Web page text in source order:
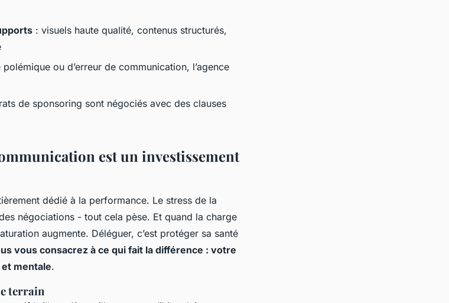
: visuels haute qualité, contenus structurés,
ou d’erreur de communication, l’agence
de sponsoring sont négociés avec des clauses
est un investissement
dédié à la performance. Le stress de la
négociations - tout cela pèse. Et quand la charge
augmente. Déléguer, c’est protéger sa santé
vous consacrez à ce qui fait la différence : votre
mentale.
terrain